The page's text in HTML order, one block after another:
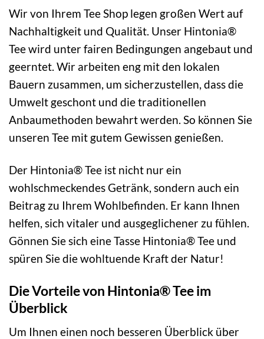
Wir von Ihrem Tee Shop legen großen Wert auf
Nachhaltigkeit und Qualität. Unser Hintonia®
Tee wird unter fairen Bedingungen angebaut und
geerntet. Wir arbeiten eng mit den lokalen
Bauern zusammen, um sicherzustellen, dass die
Umwelt geschont und die traditionellen
Anbaumethoden bewahrt werden. So können Sie
unseren Tee mit gutem Gewissen genießen.
Der Hintonia® Tee ist nicht nur ein
wohlschmeckendes Getränk, sondern auch ein
Beitrag zu Ihrem Wohlbefinden. Er kann Ihnen
helfen, sich vitaler und ausgeglichener zu fühlen.
Gönnen Sie sich eine Tasse Hintonia® Tee und
spüren Sie die wohltuende Kraft der Natur!
Die Vorteile von Hintonia® Tee im
Überblick
Um Ihnen einen noch besseren Überblick über